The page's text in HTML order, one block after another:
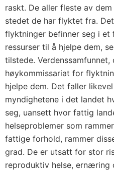
raskt. De aller fleste av
stedet de har flyktet fra.
flyktninger befinner seg i et
ressurser til å hjelpe dem,
tilstede. Verdenssamfunnet,
høykommissariat for
hjelpe dem. Det faller
myndighetene i det landet
seg, uansett hvor fattig
helseproblemer som
fattige forhold, rammer
grad. De er utsatt for stor
reproduktiv helse, ernæring